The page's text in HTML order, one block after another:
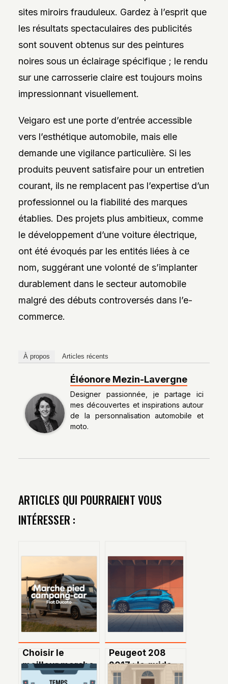
sites miroirs frauduleux. Gardez à l’esprit que
les résultats spectaculaires des publicités
sont souvent obtenus sur des peintures
noires sous un éclairage spécifique ; le rendu
sur une carrosserie claire est toujours moins
impressionnant visuellement.
Veigaro est une porte d’entrée accessible
vers l’esthétique automobile, mais elle
demande une vigilance particulière. Si les
produits peuvent satisfaire pour un entretien
courant, ils ne remplacent pas l’expertise d’un
professionnel ou la fiabilité des marques
établies. Des projets plus ambitieux, comme
le développement d’une voiture électrique,
ont été évoqués par les entités liées à ce
nom, suggérant une volonté de s’implanter
durablement dans le secteur automobile
malgré des débuts controversés dans l’e-
commerce.
À propos Articles récents
Éléonore Mezin-Lavergne
Designer passionnée, je partage ici
mes découvertes et inspirations autour
de la personnalisation automobile et
moto.
ARTICLES QUI POURRAIENT VOUS
INTÉRESSER :
Choisir le
meilleur marche
pied pour
Peugeot 208
2017 : le guide
complet pour